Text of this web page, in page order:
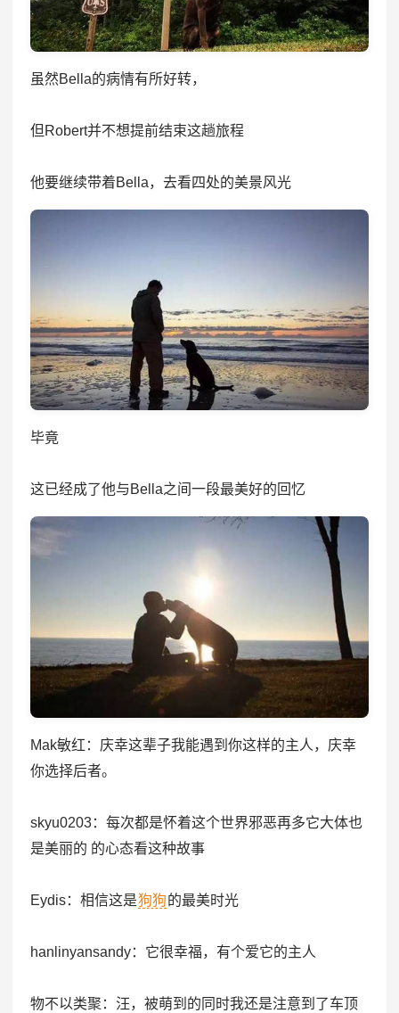
虽然Bella的病情有所好转，
但Robert并不想提前结束这趟旅程
他要继续带着Bella，去看四处的美景风光
毕竟
这已经成了他与Bella之间一段最美好的回忆
Mak敏红：庆幸这辈子我能遇到你这样的主人，庆幸
你选择后者。
skyu0203：每次都是怀着这个世界邪恶再多它大体也
是美丽的 的心态看这种故事
Eydis：相信这是狗狗的最美时光
hanlinyansandy：它很幸福，有个爱它的主人
物不以类聚：汪，被萌到的同时我还是注意到了车顶